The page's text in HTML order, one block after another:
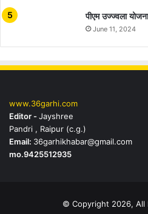
पीएम उज्ज्वला
June 11, 2024
www.36garhi.com
Editor -Jayshree
Pandri , Raipur (c.g.)
Email: 36garhikhabar@gmail.com
mo.9425512935
© Copyright 2026, All